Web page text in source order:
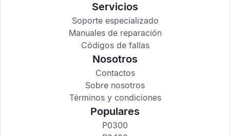
Servicios
Soporte especializado
Manuales de reparación
Códigos de fallas
Nosotros
Contactos
Sobre nosotros
Términos y condiciones
Populares
P0300